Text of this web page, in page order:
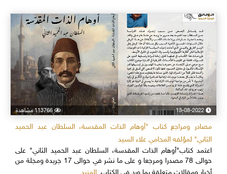
13-08-2022 113766 مشاهدة
مصادر ومراجع كتاب "أوهام الذات المقدسة، السلطان عبد الحميد
الثاني" لمؤلفه المحامي علاء السيد
اعتمد كتاب"أوهام الذات المقدسة، السلطان عبد الحميد الثاني" على
حوالى 78 مصدرا ومرجعا و على ما نشر في حوالى 17 جريدة ومجلة من